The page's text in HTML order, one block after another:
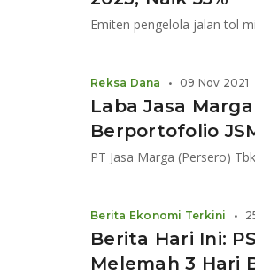
Laba Jasa
Berportofolio
Reksa Dana • 09 Nov 2021
Berita Hari Ini:
Melemah 3 Hari
Berita Ekonomi Terkini •